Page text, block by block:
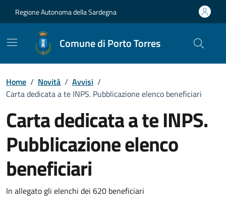
Regione Autonoma della Sardegna
Comune di Porto Torres
Home / Novità / Avvisi /
Carta dedicata a te INPS. Pubblicazione elenco beneficiari
Carta dedicata a te INPS.
Pubblicazione elenco
beneficiari
Dettagli della notizia
In allegato gli elenchi dei 620 beneficiari